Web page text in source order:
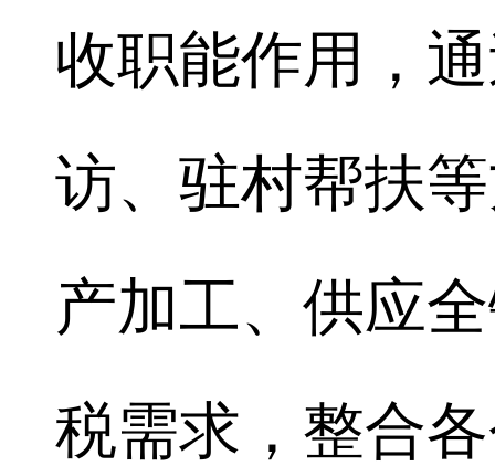
收职能作用，
访、驻村帮扶
产加工、供应
税需求，整合